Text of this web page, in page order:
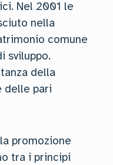
Nel 2001 le
nella
comune
sviluppo.
della
delle pari
promozione
tra i principi